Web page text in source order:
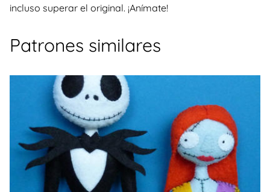
incluso superar el original. ¡Anímate!
Patrones similares